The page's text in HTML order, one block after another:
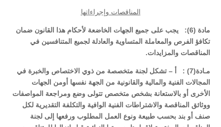
المناقصات وإجراءاتها
مادة (6): يجب على جميع الجهات الخاضعة لأحكام هذا القانون ضمان
تكافؤ الفرص والمعاملة المتساوية والعادلة لجميع المتنافسين في
المناقصات والمزايدات.
مـادة(7) : أ – تشكل لجنة متخصصة من ذوي الاختصاص والخبرة في
المجالات الفنية والمالية والقانونية من الجهة نفسها أومن الجهات
الأخرى أو بالاستعانة بشخص متخصص تتولى وضع ومراجعة المواصفات
ووثائق المناقصة والاشتراطات الفنية الوافية والتكلفة التقديرية لكل
صنف أو بند بحسب طبيعة ونوع العمل المطلوب ورفعها إلى لجنة